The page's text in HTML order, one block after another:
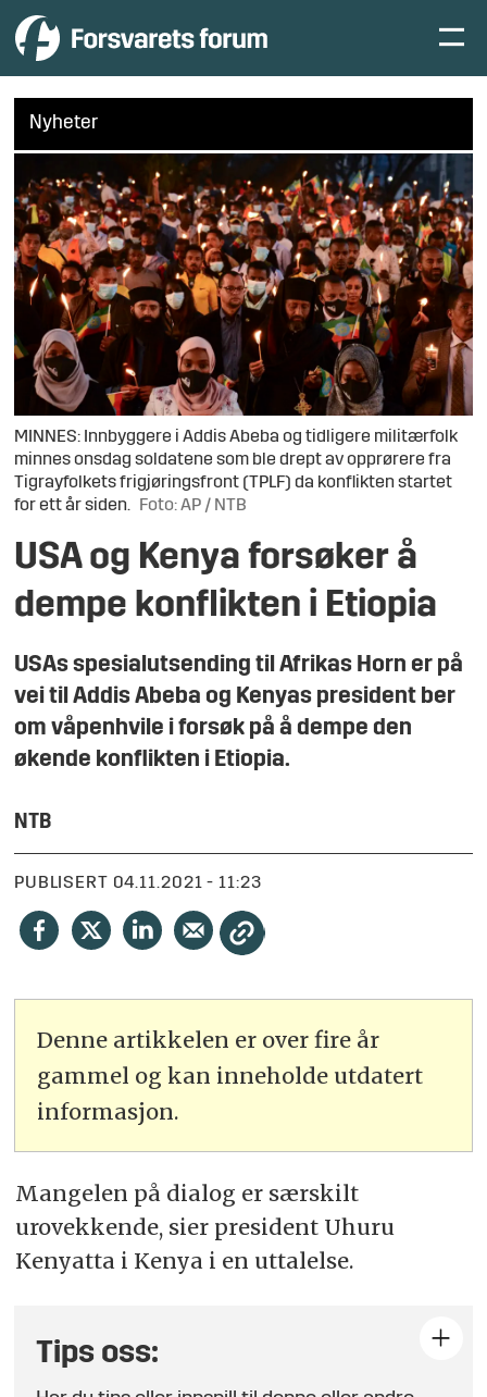
Nyheter
MINNES: Innbyggere i Addis Abeba og tidligere militærfolk
minnes onsdag soldatene som ble drept av opprørere fra
Tigrayfolkets frigjøringsfront (TPLF) da konflikten startet
for ett år siden.
Foto: AP / NTB
USA og Kenya forsøker å
dempe konflikten i Etiopia
USAs spesialutsending til Afrikas Horn er på
vei til Addis Abeba og Kenyas president ber
om våpenhvile i forsøk på å dempe den
økende konflikten i Etiopia.
NTB
PUBLISERT 04.11.2021 - 11:23
Denne artikkelen er over fire år
gammel og kan inneholde utdatert
informasjon.
Mangelen på dialog er særskilt
urovekkende, sier president Uhuru
Kenyatta i Kenya i en uttalelse.
Tips oss: